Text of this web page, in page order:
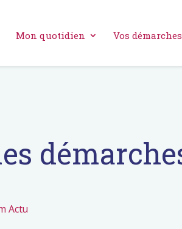
Mon quotidien Vos démarches
Actu